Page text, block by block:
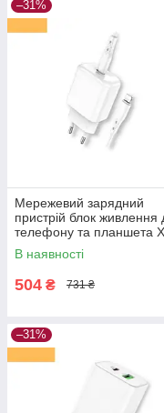
–31%
Мережевий зарядний
пристрій блок живлення
телефону та планшета
BN3 PD20W Type-C to
Lightning білий (21644-01)
В наявності
504 ₴ 731 ₴
–31%